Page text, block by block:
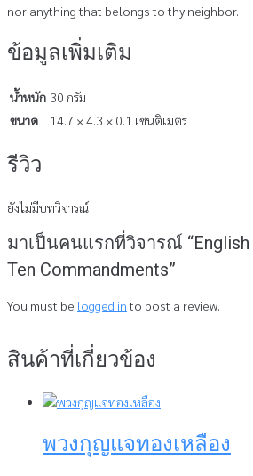
nor anything that belongs to thy neighbor.
ข้อมูลเพิ่มเติม
น้ำหนัก 30 กรัม
ขนาด
14.7 × 4.3 × 0.1 เซนติเมตร
รีวิว
ยังไม่มีบทวิจารณ์
มาเป็นคนแรกที่วิจารณ์ “English
Ten Commandments”
You must be logged into post a review.
สินค้าที่เกี่ยวข้อง
พวงกุญแจทองเหลือง